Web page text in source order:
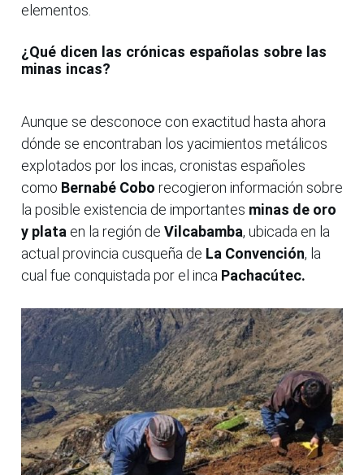
elementos.
¿Qué dicen las crónicas españolas sobre las
minas incas?
Aunque se desconoce con exactitud hasta ahora
dónde se encontraban los yacimientos metálicos
explotados por los incas, cronistas españoles
como Bernabé Cobo recogieron información sobre
la posible existencia de importantes minas de oro
y plata en la región de Vilcabamba, ubicada en la
actual provincia cusqueña de La Convención, la
cual fue conquistada por el inca Pachacútec.